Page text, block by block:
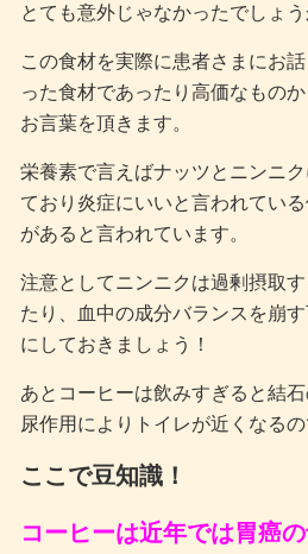
とても意外じゃなかったでしょう
この食材を実際に患者さまにお
った食材であったり高価なもの
お言葉を頂きます。
栄養素で言えばナッツとニンニ
ており炎症にいいと言われてい
があると言われています。
注意としてニンニクは過剰摂取
たり、血中の成分バランスを崩
にしておきましょう！
あとコーヒーは飲みすぎると結
尿作用によりトイレが近くなるの
ここで豆知識！
コーヒーは近年では胃癌